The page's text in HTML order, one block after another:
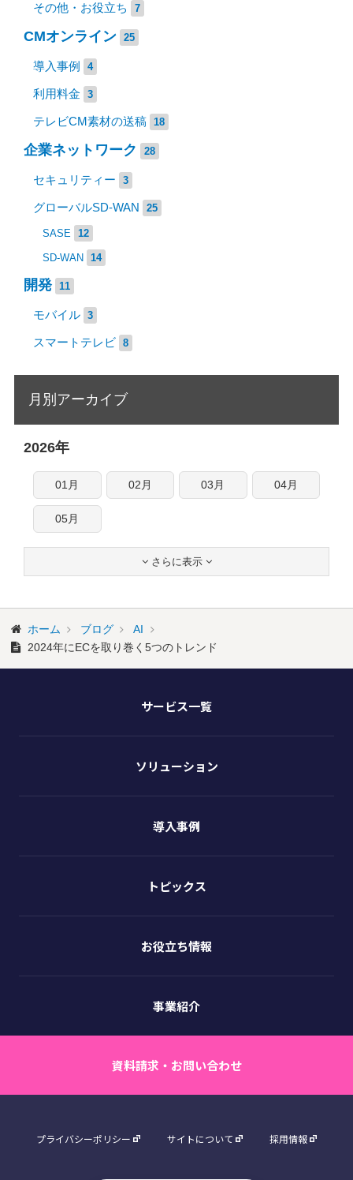
その他・お役立ち 7
CMオンライン 25
導入事例 4
利用料金 3
テレビCM素材の送稿 18
企業ネットワーク 28
セキュリティー 3
グローバルSD-WAN 25
SASE 12
SD-WAN 14
開発 11
モバイル 3
スマートテレビ 8
月別アーカイブ
2026年
01月 02月 03月 04月
05月
さらに表示 
ホーム ブログ
AI
2024年にECを取り巻く5つのトレンド
サービス一覧
ソリューション
導入事例
トピックス
お役立ち情報
事業紹介
資料請求・お問い合わせ
プライバシーポリシー サイトについて 採用情報